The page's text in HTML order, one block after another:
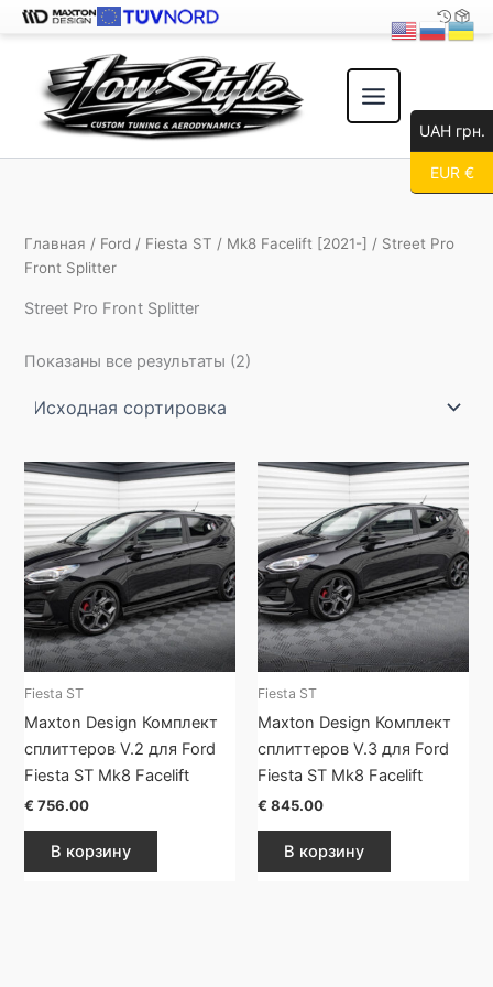
содержимому
Главная / Ford / Fiesta ST / Mk8 Facelift [2021-] / Street Pro
Front Splitter
Street Pro Front Splitter
Показаны все результаты (2)
Fiesta ST
Maxton Design Комплект
сплиттеров V.2 для Ford
Fiesta ST Mk8 Facelift
€ 756.00
В корзину
Fiesta ST
Maxton Design Комплект
сплиттеров V.3 для Ford
Fiesta ST Mk8 Facelift
€ 845.00
В корзину
UAH грн.
EUR €